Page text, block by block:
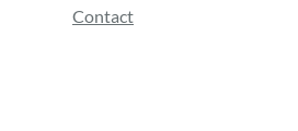
Contact